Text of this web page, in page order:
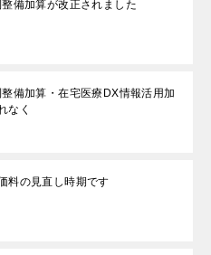
備加算が改正されました
備加算・在宅医療DX情報活用加
なく
料の見直し時期です